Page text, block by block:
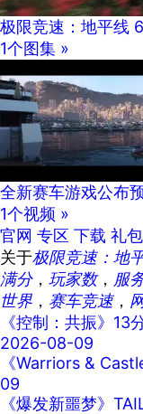
极限竞速：地平线
1个图集 »
全新赛车游戏公布
1个视频 »
官网 专区 下载 礼包
关于极限竞速：地
满分， 玩家数， 服
世界 ， 赛车竞速，
《控制：共振》13
2026-08-09
《Warriors &
09
《爆发新噩梦》